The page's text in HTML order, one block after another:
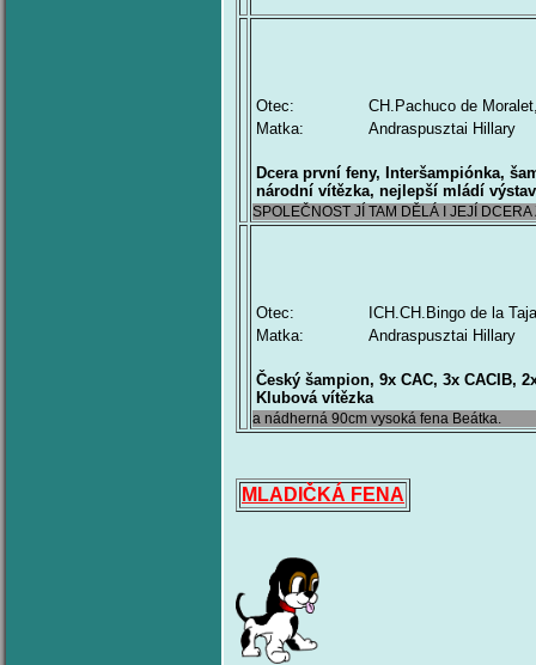
Otec:
CH.Pachuco de
Matka:
Andraspusztai Hillary
Dcera první feny, Interšampiónka,
národní vítězka, nejlepší mládí
SPOLEČNOST JÍ TAM DĚLÁ I JEJÍ
Otec:
ICH.CH.Bingo de la
Matka:
Andraspusztai Hillary
Český šampion, 9x CAC, 3x CACIB,
Klubová vítězka
a nádherná 90cm vysoká
MLADIČKÁ FENA